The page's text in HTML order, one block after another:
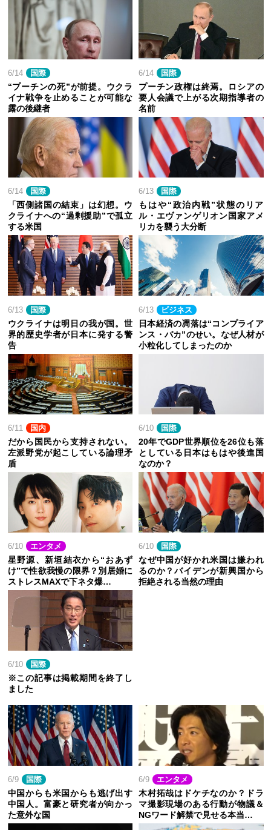
6/14 国際
“プーチンの死”が前提。ウクラ
イナ戦争を止めることが可能な
露の後継者
6/14 国際
プーチン政権は終焉。ロシアの
要人会議で上がる次期指導者の
名前
6/14 国際
「西側諸国の結束」は幻想。ウ
クライナへの“過剰援助”で孤立
する米国
6/13 国際
もはや“政治内戦”状態のリア
ル・エヴァンゲリオン国家アメ
リカを襲う大分断
6/13 国際
ウクライナは明日の我が国。世
界的歴史学者が日本に発する警
告
6/13 ビジネス
日本経済の凋落は“コンプライア
ンス・バカ”のせい。なぜ人材が
小粒化してしまったのか
6/11 国内
だから国民から支持されない。
左派野党が起こしている論理矛
盾
6/10 国際
20年でGDP世界順位を26位も落
としている日本はもはや後進国
なのか？
6/10 エンタメ
星野源、新垣結衣から“おあず
け”で性欲我慢の限界？別居婚に
ストレスMAXで下ネタ爆…
6/10 国際
なぜ中国が好かれ米国は嫌われ
るのか？バイデンが新興国から
拒絶される当然の理由
6/10 国際
※この記事は掲載期間を終了し
ました
6/9 国際
中国からも米国からも逃げ出す
中国人。富豪と研究者が向かっ
た意外な国
6/9 エンタメ
木村拓哉はドケチなのか？ドラ
マ撮影現場のある行動が物議＆
NGワード解禁で見せる本当…